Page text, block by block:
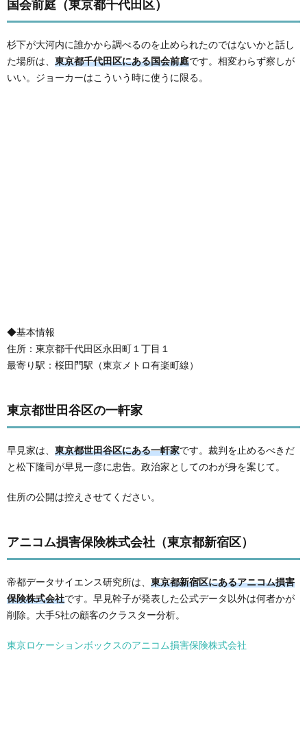
国会前庭（東京都千代田区）
杉下が大河内に誰かから調べるのを止められたのではないかと話し
た場所は、 東京都千代田区にある国会前庭です。相変わらず察しが
いい。ジョーカーはこういう時に使うに限る。
◆基本情報
住所：東京都千代田区永田町１丁目１
最寄り駅：桜田門駅（東京メトロ有楽町線）
東京都世田谷区の一軒家
早見家は、 東京都世田谷区にある一軒家です。裁判を止めるべきだ
と松下隆司が早見一彦に忠告。政治家としてのわが身を案じて。
住所の公開は控えさせてください。
アニコム損害保険株式会社（東京都新宿区）
帝都データサイエンス研究所は、 東京都新宿区にあるアニコム損害
保険株式会社です。早見幹子が発表した公式データ以外は何者かが
削除。大手5社の顧客のクラスター分析。
東京ロケーションボックスのアニコム損害保険株式会社